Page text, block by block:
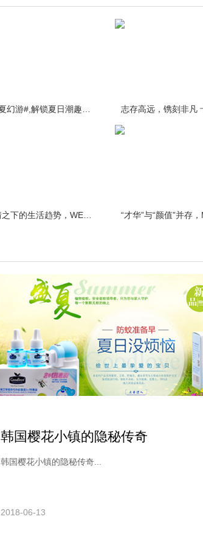
韩国樱花小镇的隐秘传奇
韩国樱花小镇的隐秘传奇...
2018-06-13